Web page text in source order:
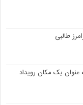
طالبی
عنوان یک مکان رویداد